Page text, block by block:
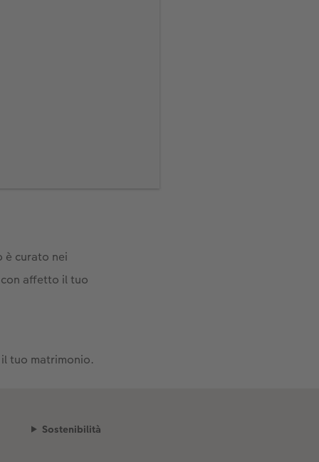
le latte, le bottiglie
è curato nei
affetto il tuo
tuo matrimonio.
Sostenibilità